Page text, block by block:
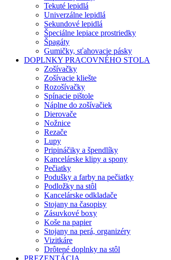
Tekuté lepidlá
Univerzálne lepidlá
Sekundové lepidlá
Špeciálne lepiace prostriedky
Špagáty
Gumičky, sťahovacie pásky
DOPLNKY PRACOVNÉHO STOLA
Zošívačky
Zošívacie kliešte
Rozošívačky
Spínacie pištole
Náplne do zošívačiek
Dierovače
Nožnice
Rezače
Lupy
Pripináčiky a špendlíky
Kancelárske klipy a spony
Pečiatky
Podušky a farby na pečiatky
Podložky na stôl
Kancelárske odkladače
Stojany na časopisy
Zásuvkové boxy
Koše na papier
Stojany na perá, organizéry
Vizitkáre
Drôtené doplnky na stôl
PREZENTÁCIA